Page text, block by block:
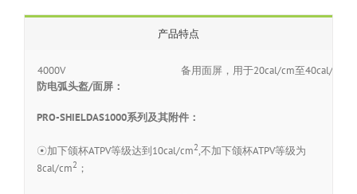
产品特点
4000V
备用面屏，用于20cal/cm至40cal/
防电弧头盔/面屏：
PRO-SHIELDAS1000系列及其附件：
☉加下颌杯ATPV等级达到10cal/cm2,不加下颌杯ATPV等级为
8cal/cm2 ；